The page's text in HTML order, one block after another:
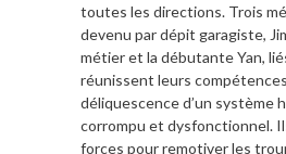
toutes les directions. Trois
devenu par dépit garagiste,
métier et la débutante Yan,
réunissent leurs
déliquescence d’un système
corrompu et dysfonctionnel.
forces pour remotiver les